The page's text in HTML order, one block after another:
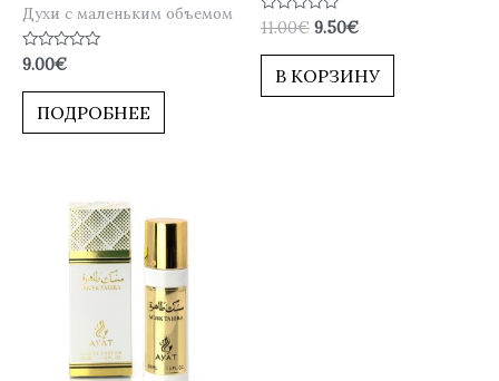
Духи с маленьким объемом
Оценка
0
из
9.00€
ПОДРОБНЕЕ
Оценка
0
из
11.00€ 9.50€
В КОРЗИНУ